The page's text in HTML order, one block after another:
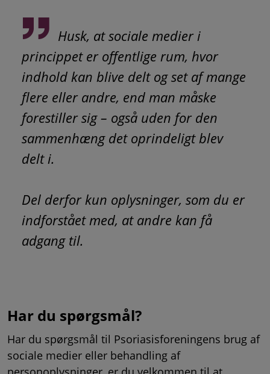
Husk, at sociale medier i
princippet er offentlige rum, hvor
indhold kan blive delt og set af mange
flere eller andre, end man måske
forestiller sig – også uden for den
sammenhæng det oprindeligt blev
delt i.
Del derfor kun oplysninger, som du er
indforstået med, at andre kan få
adgang til.
Har du spørgsmål?
Har du spørgsmål til Psoriasisforeningens brug af
sociale medier eller behandling af